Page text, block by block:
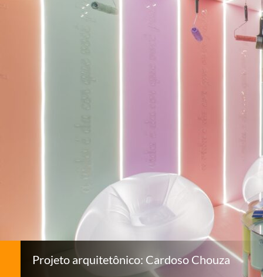
Projeto arquitetônico: Cardoso Chouza